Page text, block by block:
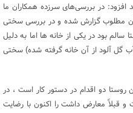
افزود: در بررسی‌های سرزده همکاران ما
مطلوب گزارش شده و در بررسی سختی
بود در یکی از خانه ها اما به دلیل
گل آلود از آن خانه گرفته شده) سختی
دو اقدام در دستور کار است ، در
معارض داشت را اکنون با رضایت